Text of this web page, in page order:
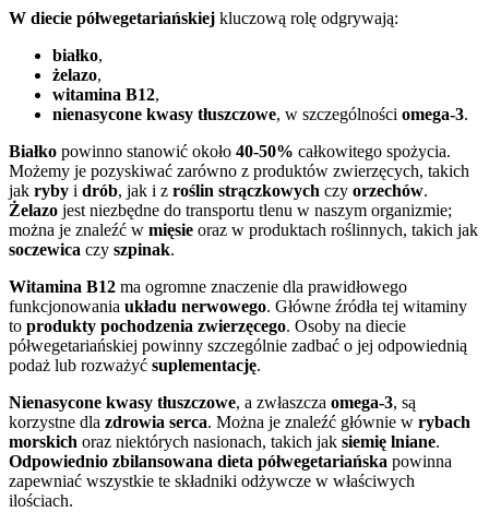
W diecie półwegetariańskiej kluczową rolę odgrywają:
białko,
żelazo,
witamina B12,
nienasycone kwasy tłuszczowe, w szczególności omega-3.
Białko powinno stanowić około 40-50% całkowitego spożycia.
Możemy je pozyskiwać zarówno z produktów zwierzęcych, takich
jak ryby i drób, jak i z roślin strączkowych czy orzechów.
Żelazo jest niezbędne do transportu tlenu w naszym organizmie;
można je znaleźć w mięsie oraz w produktach roślinnych, takich jak
soczewica czy szpinak.
Witamina B12 ma ogromne znaczenie dla prawidłowego
funkcjonowania układu nerwowego. Główne źródła tej witaminy
to produkty pochodzenia zwierzęcego. Osoby na diecie
półwegetariańskiej powinny szczególnie zadbać o jej odpowiednią
podaż lub rozważyć suplementację.
Nienasycone kwasy tłuszczowe, a zwłaszcza omega-3, są
korzystne dla zdrowia serca. Można je znaleźć głównie w rybach
morskich oraz niektórych nasionach, takich jak siemię lniane.
Odpowiednio zbilansowana dieta półwegetariańska powinna
zapewniać wszystkie te składniki odżywcze w właściwych
ilościach.